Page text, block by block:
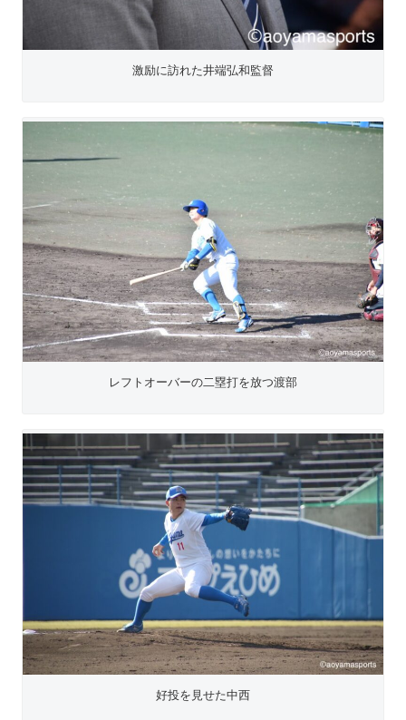
激励に訪れた井端弘和監督
レフトオーバーの二塁打を放つ渡部
好投を見せた中西